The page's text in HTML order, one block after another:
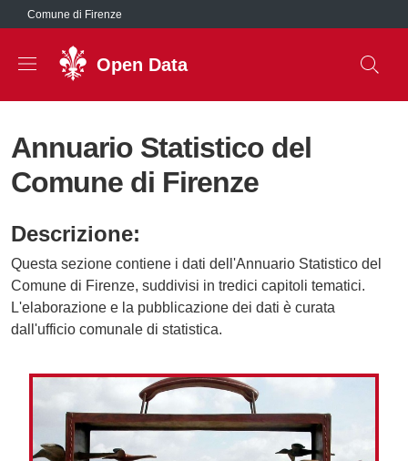
Salta al contenuto principale
Comune di Firenze
Open Data
Annuario Statistico del
Comune di Firenze
Descrizione:
Questa sezione contiene i dati dell'Annuario Statistico del
Comune di Firenze, suddivisi in tredici capitoli tematici.
L'elaborazione e la pubblicazione dei dati è curata
dall'ufficio comunale di statistica.